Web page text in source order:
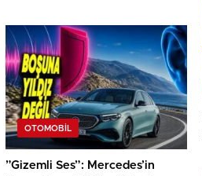
OTOMOBIL
”Gizemli Ses”: Mercedes’in